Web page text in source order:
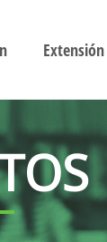
Extensión